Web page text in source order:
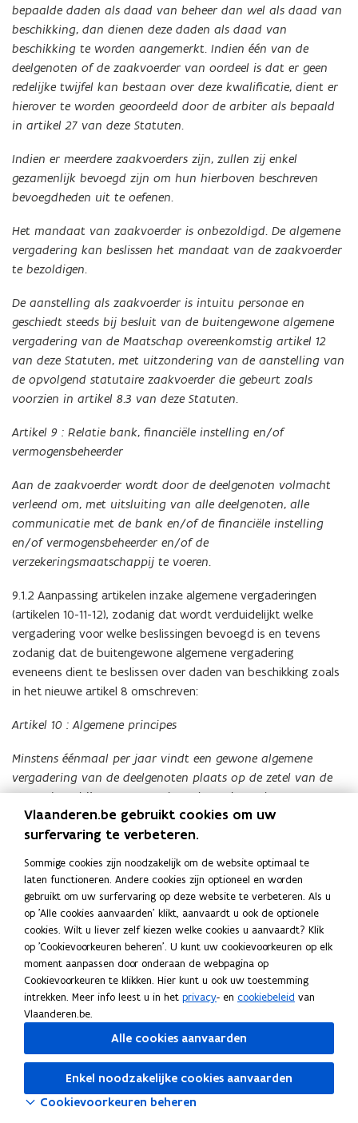
bepaalde daden als daad van beheer dan wel als daad van
beschikking, dan dienen deze daden als daad van
beschikking te worden aangemerkt. Indien één van de
deelgenoten of de zaakvoerder van oordeel is dat er geen
redelijke twijfel kan bestaan over deze kwalificatie, dient er
hierover te worden geoordeeld door de arbiter als bepaald
in artikel 27 van deze Statuten.
Indien er meerdere zaakvoerders zijn, zullen zij enkel
gezamenlijk bevoegd zijn om hun hierboven beschreven
bevoegdheden uit te oefenen.
Het mandaat van zaakvoerder is onbezoldigd. De algemene
vergadering kan beslissen het mandaat van de zaakvoerder
te bezoldigen.
De aanstelling als zaakvoerder is intuitu personae en
geschiedt steeds bij besluit van de buitengewone algemene
vergadering van de Maatschap overeenkomstig artikel 12
van deze Statuten, met uitzondering van de aanstelling van
de opvolgend statutaire zaakvoerder die gebeurt zoals
voorzien in artikel 8.3 van deze Statuten.
Artikel 9 : Relatie bank, financiële instelling en/of
vermogensbeheerder
Aan de zaakvoerder wordt door de deelgenoten volmacht
verleend om, met uitsluiting van alle deelgenoten, alle
communicatie met de bank en/of de financiële instelling
en/of vermogensbeheerder en/of de
verzekeringsmaatschappij te voeren.
9.1.2 Aanpassing artikelen inzake algemene vergaderingen
(artikelen 10-11-12), zodanig dat wordt verduidelijkt welke
vergadering voor welke beslissingen bevoegd is en tevens
zodanig dat de buitengewone algemene vergadering
eveneens dient te beslissen over daden van beschikking zoals
in het nieuwe artikel 8 omschreven:
Artikel 10 : Algemene principes
Minstens éénmaal per jaar vindt een gewone algemene
vergadering van de deelgenoten plaats op de zetel van de
Maatschap, bijeengeroepen door de zaakvoerder. Deze
jaarlijkse vergadering vindt plaats in de loop van de maand
maart. De vergadering kan verdaagd worden met maximum
De zaakvoerder roept een buitengewone algemene
vergadering bijeen telkens hij/zij dit noodzakelijk acht of
hiertoe wordt verzocht door een deelgenoot.
Zijn benevens de deelgenoten en de zaakvoerder aanwezig
op de gewone en buitengewone algemene vergaderingen: de
personen die gerechtigd zijn het stemrecht uit te oefenen
inzake delen van de Maatschap waarvan zij niet de
eigenaar zijn, bijvoorbeeld ingevolge het feit dat de
eigenaars van de delen deze hebben verworven met een
clausule van voorbehoud van stemrecht.
De gewone en buitengewone algemene vergadering wordt
Vlaanderen.be gebruikt cookies om uw
surfervaring te verbeteren.
Sommige cookies zijn noodzakelijk om de website optimaal te
laten functioneren. Andere cookies zijn optioneel en worden
gebruikt om uw surfervaring op deze website te verbeteren. Als u
op 'Alle cookies aanvaarden' klikt, aanvaardt u ook de optionele
cookies. Wilt u liever zelf kiezen welke cookies u aanvaardt? Klik
op 'Cookievoorkeuren beheren'. U kunt uw cookievoorkeuren op elk
moment aanpassen door onderaan de webpagina op
Cookievoorkeuren te klikken. Hier kunt u ook uw toestemming
intrekken. Meer info leest u in het privacy- en cookiebeleid van
Vlaanderen.be.
Alle cookies aanvaarden
Enkel noodzakelijke cookies aanvaarden
Cookievoorkeuren beheren